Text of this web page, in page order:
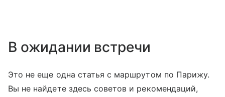
В ожидании встречи
Это не еще одна статья с маршрутом по Парижу.
Вы не найдете здесь советов и рекомендаций,